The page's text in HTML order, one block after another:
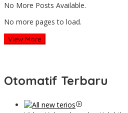
No More Posts Available.
No more pages to load.
View More
Otomatif Terbaru